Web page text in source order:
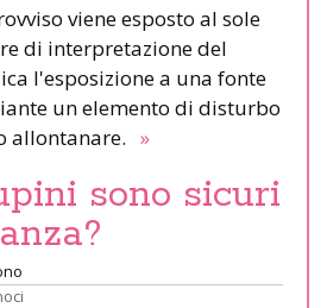
viene esposto al sole
di interpretazione del
l'esposizione a una fonte
un elemento di disturbo
allontanare. »
sono sicuri